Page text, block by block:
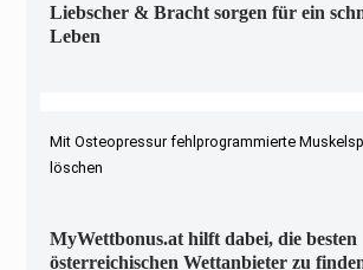
Liebscher & Bracht sorgen für ein
Leben
Mit Osteopressur fehlprogrammierte
löschen
MyWettbonus.at hilft dabei, die besten
österreichischen Wettanbieter zu